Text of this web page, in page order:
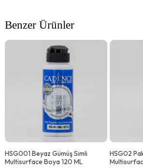
Cadence Hybrid Multisurface Simli
çalışmalarınızda, ahşap boyama,
seramik boyama
uygulayabileceğiniz, uygulandığında
kullandığınız alanda objelerinizi ve
alıcısı haline getirecektir. Tüm
Cadence Hybrid Multisurface Boyalar
şimdi Simli olarak
Cadence Hybrid Multisurface Hybrid Simli
Kullanılır ?
Benzer Ürünler
HSG001 Beyaz Gümüş Simli
Multisurface Boya 120 ML
HSG02